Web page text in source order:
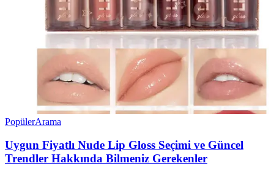
PopülerArama
Uygun Fiyatlı Nude Lip Gloss Seçimi ve Güncel
Trendler Hakkında Bilmeniz Gerekenler